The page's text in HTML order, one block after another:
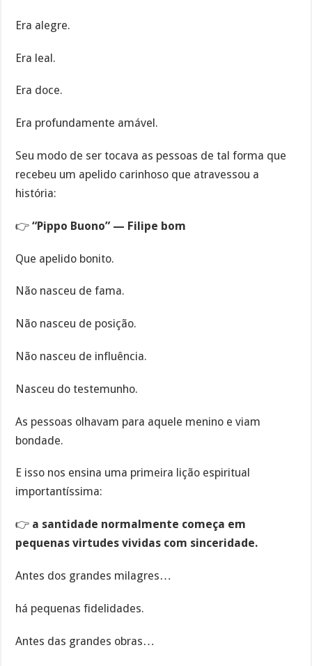
Era alegre.
Era leal.
Era doce.
Era profundamente amável.
Seu modo de ser tocava as pessoas de tal forma que
recebeu um apelido carinhoso que atravessou a
história:
👉“Pippo Buono” — Filipe bom
Que apelido bonito.
Não nasceu de fama.
Não nasceu de posição.
Não nasceu de influência.
Nasceu do testemunho.
As pessoas olhavam para aquele menino e viam
bondade.
E isso nos ensina uma primeira lição espiritual
importantíssima:
👉 a santidade normalmente começa em
pequenas virtudes vividas com sinceridade.
Antes dos grandes milagres…
há pequenas fidelidades.
Antes das grandes obras…